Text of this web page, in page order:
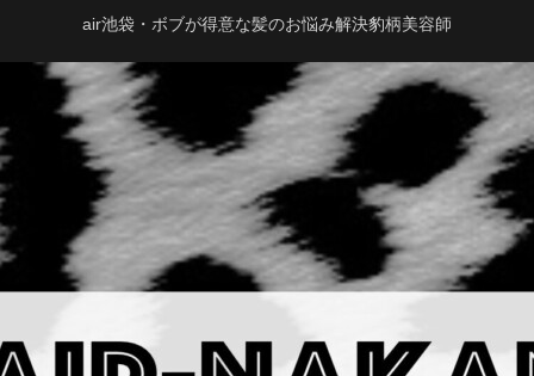
air池袋・ボブが得意な髪のお悩み解決豹柄美容師